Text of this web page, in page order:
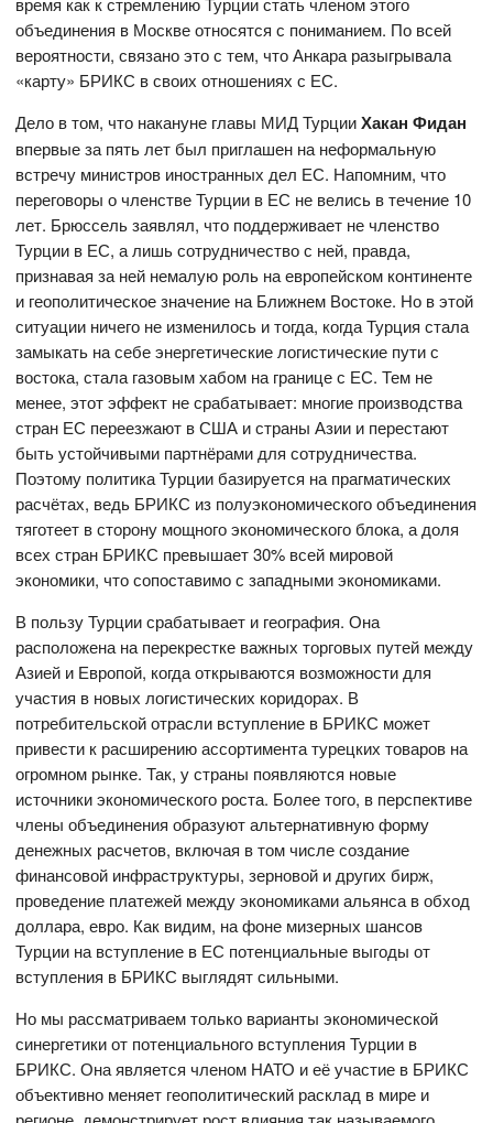
объединения в Москве относятся с пониманием. По всей
вероятности, связано это с тем, что Анкара разыгрывала
«карту» БРИКС в своих отношениях с ЕС.
Дело в том, что накануне главы МИД ТурцииХакан Фидан
впервые за пять лет был приглашен на неформальную
встречу министров иностранных дел ЕС. Напомним, что
переговоры о членстве Турции в ЕС не велись в течение 10
лет. Брюссель заявлял, что поддерживает не членство
Турции в ЕС, а лишь сотрудничество с ней, правда,
признавая за ней немалую роль на европейском континенте
и геополитическое значение на Ближнем Востоке. Но в этой
ситуации ничего не изменилось и тогда, когда Турция стала
замыкать на себе энергетические логистические пути с
востока, стала газовым хабом на границе с ЕС. Тем не
менее, этот эффект не срабатывает: многие производства
стран ЕС переезжают в США и страны Азии и перестают
быть устойчивыми партнёрами для сотрудничества.
Поэтому политика Турции базируется на прагматических
расчётах, ведь БРИКС из полуэкономического объединения
тяготеет в сторону мощного экономического блока, а доля
всех стран БРИКС превышает 30% всей мировой
экономики, что сопоставимо с западными экономиками.
В пользу Турции срабатывает и география. Она
расположена на перекрестке важных торговых путей между
Азией и Европой, когда открываются возможности для
участия в новых логистических коридорах. В
потребительской отрасли вступление в БРИКС может
привести к расширению ассортимента турецких товаров на
огромном рынке. Так, у страны появляются новые
источники экономического роста. Более того, в перспективе
члены объединения образуют альтернативную форму
денежных расчетов, включая в том числе создание
финансовой инфраструктуры, зерновой и других бирж,
проведение платежей между экономиками альянса в обход
доллара, евро. Как видим, на фоне мизерных шансов
Турции на вступление в ЕС потенциальные выгоды от
вступления в БРИКС выглядят сильными.
Но мы рассматриваем только варианты экономической
синергетики от потенциального вступления Турции в
БРИКС. Она является членом НАТО и её участие в БРИКС
объективно меняет геополитический расклад в мире и